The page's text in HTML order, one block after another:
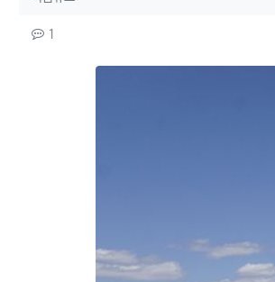
컨텐츠 정보
1